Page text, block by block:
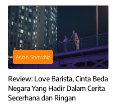
Asian Showbiz
Review: Love Barista, Cinta Beda
Negara Yang Hadir Dalam Cerita
Secerhana dan Ringan